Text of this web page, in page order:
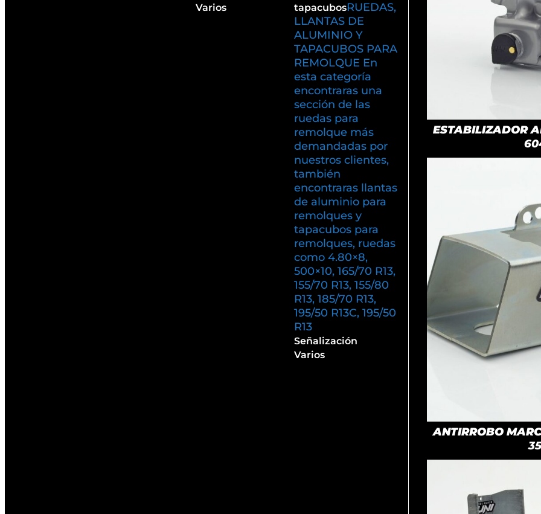
Varios
tapacubosRUEDAS,
LLANTAS DE
ALUMINIO Y
TAPACUBOS PARA
REMOLQUE En
esta categoría
encontraras una
sección de las
ruedas para
remolque más
demandadas por
nuestros clientes,
también
encontraras llantas
de aluminio para
remolques y
tapacubos para
remolques, ruedas
como 4.80×8,
500×10, 165/70 R13,
155/70 R13, 155/80
R13, 185/70 R13,
195/50 R13C, 195/50
R13
Señalización
Varios
ESTABILIZADOR
ANTIRROBO